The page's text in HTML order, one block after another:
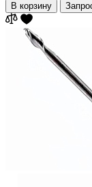
В корзину